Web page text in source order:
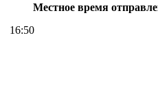
Местное время
16:50